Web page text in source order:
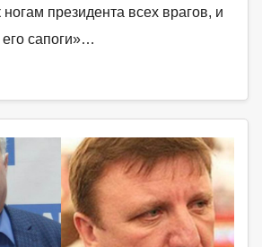
ногам президента всех врагов, и
его сапоги»…